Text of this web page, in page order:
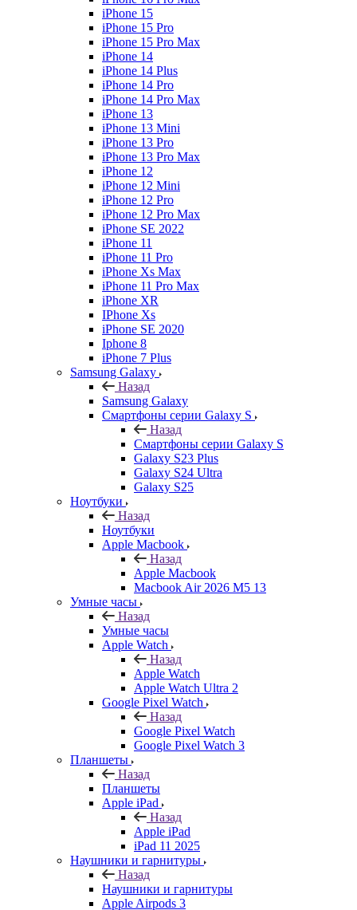
iPhone 15
iPhone 15 Pro
iPhone 15 Pro Max
iPhone 14
iPhone 14 Plus
iPhone 14 Pro
iPhone 14 Pro Max
iPhone 13
iPhone 13 Mini
iPhone 13 Pro
iPhone 13 Pro Max
iPhone 12
iPhone 12 Mini
iPhone 12 Pro
iPhone 12 Pro Max
iPhone SE 2022
iPhone 11
iPhone 11 Pro
iPhone Xs Max
iPhone 11 Pro Max
iPhone XR
IPhone Xs
iPhone SE 2020
Iphone 8
iPhone 7 Plus
Samsung Galaxy
Назад
Samsung Galaxy
Смартфоны серии Galaxy S
Назад
Смартфоны серии Galaxy S
Galaxy S23 Plus
Galaxy S24 Ultra
Galaxy S25
Ноутбуки
Назад
Ноутбуки
Apple Macbook
Назад
Apple Macbook
Macbook Air 2026 M5 13
Умные часы
Назад
Умные часы
Apple Watch
Назад
Apple Watch
Apple Watch Ultra 2
Google Pixel Watch
Назад
Google Pixel Watch
Google Pixel Watch 3
Планшеты
Назад
Планшеты
Apple iPad
Назад
Apple iPad
iPad 11 2025
Наушники и гарнитуры
Назад
Наушники и гарнитуры
Apple Airpods 3